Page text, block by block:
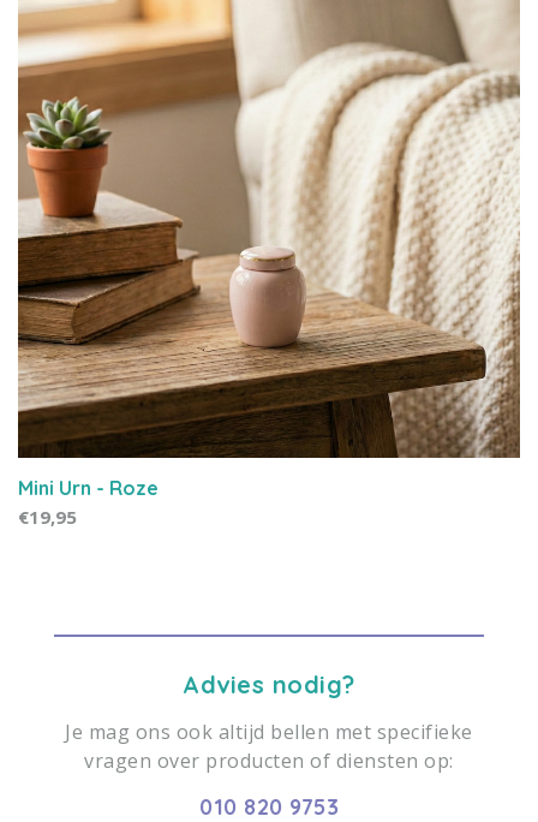
Mini Urn - Roze
€19,95
Advies nodig?
Je mag ons ook altijd bellen met specifieke
vragen over producten of diensten op:
010 820 9753